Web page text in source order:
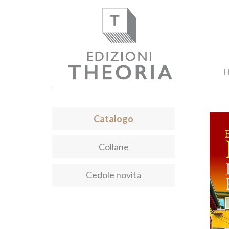
Catalogo
Collane
Cedole novità